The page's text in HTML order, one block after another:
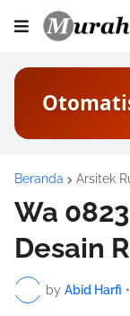
Beranda Arsitek
Wa
Desain
by Abid Harfi •